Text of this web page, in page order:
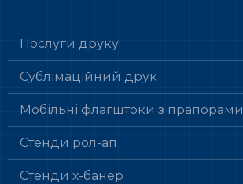
Послуги друку
Сублімаційний друк
Мобільні флагштоки з прапорами
Стенди рол-ап
Стенди х-банер